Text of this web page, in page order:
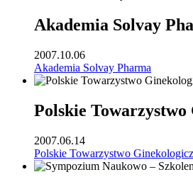
Akademia Solvay
2007.10.06
Akademia Solvay Pharma
Polskie Towarzystwo
2007.06.14
Polskie Towarzystwo